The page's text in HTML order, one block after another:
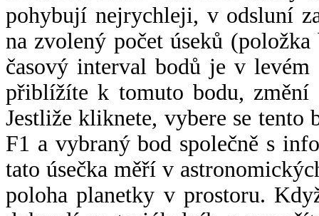
pohybují nejrychleji, v odsluní
na zvolený počet úseků
časový interval bodů je v
přiblížíte k tomuto bodu,
Jestliže kliknete, vybere se tento
F1 a vybraný bod společně s
tato úsečka měří v
poloha planetky v prostoru.